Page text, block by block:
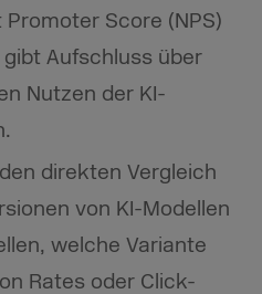
Score (NPS)
Aufschluss über
Nutzen der KI-
direkten Vergleich
von KI-Modellen
welche Variante
Rates oder Click-